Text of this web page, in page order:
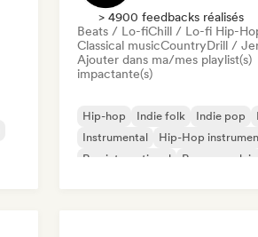
> 4900 feedbacks réalisés
Beats / Lo-fiChill / Lo-fi Hip-
Classical musicCountryDrill /
Ajouter dans ma/mes playlist(s)
impactante(s)
Hip-hop Indie folk Indie pop
Instrumental
Hip-Hop
Rap international
Rap en anglais